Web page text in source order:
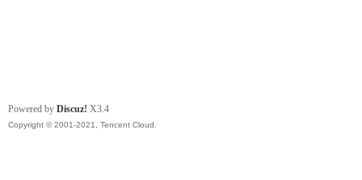
Powered by Discuz! X3.4
Copyright © 2001-2021, Tencent Cloud.